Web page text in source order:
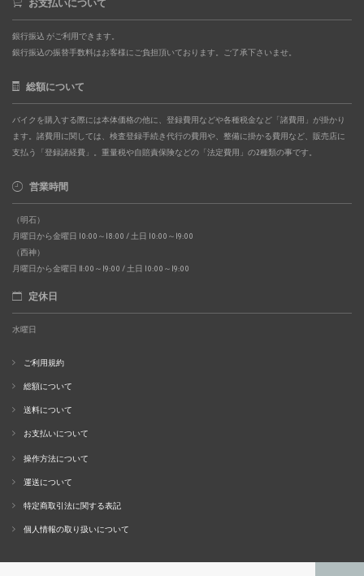
お支払いについて
銀行振込 がご利用できます。
銀行振込の振替手数料はお客様にご負担頂いております。ご了承下さいませ。
総額について
バイクを購入する際には本体価格の他に、登録費用などや各種税金など「諸費用」が掛かり
ます。諸費用に関しては、検査登録手続き代行の費用や、整備に掛かる費用など、販売店に
支払う「登録諸経費」。重量税や自賠責保険などの「法定費用」の2種類の事です。
営業時間
（明石）
月曜日から金曜日 10:00～18:00 / 土日 10:00～19:00
（西神）
月曜日から金曜日 11:00～19:00 / 土日 10:00～19:00
定休日
水曜日
ご利用規約
総額について
送料について
お支払いについて
操作方法について
運送について
特定商取引法に関する表記
個人情報の取り扱いについて